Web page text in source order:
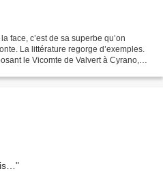
face, c’est de sa superbe qu’on
La littérature regorge d’exemples.
le Vicomte de Valvert à Cyrano,